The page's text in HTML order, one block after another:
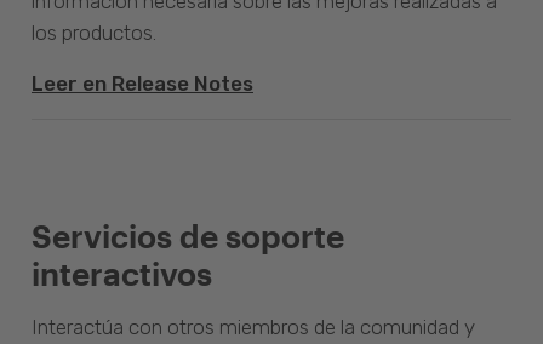
los productos.
Leer en Release Notes
Servicios de soporte
interactivos
Interactúa con otros miembros de la comunidad y